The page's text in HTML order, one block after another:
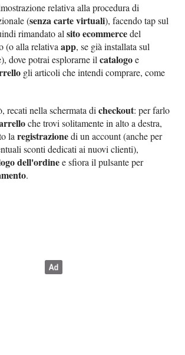
relativa alla procedura di
(senza carte virtuali), facendo tap sul
rimandato alsito ecommercedel
(o alla relativaapp, se già installata sul
dove potrai esplorarne ilcatalogoe
gli articoli che intendi comprare, come
recati nella schermata dicheckout: per farlo
che trovi solitamente in alto a destra,
laregistrazionedi un account (anche per
sconti dedicati ai nuovi clienti),
dell'ordinee sfiora il pulsante per
.